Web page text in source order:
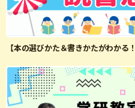
【本の選びかた＆書きかたがわかる